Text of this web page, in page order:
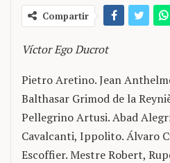
Compartir
Víctor Ego Ducrot
Pietro Aretino. Jean
Balthasar Grimod de la
Pellegrino Artusi. Abad
Cavalcanti, Ippolito. Álvaro
Escoffier. Mestre Robert,